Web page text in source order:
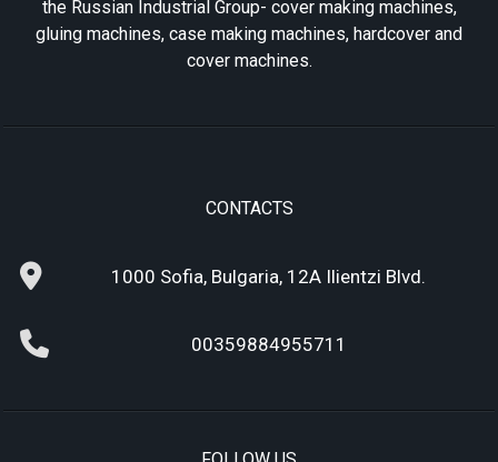
the Russian Industrial Group- cover making machines,
gluing machines, case making machines, hardcover and
cover machines.
CONTACTS
1000 Sofia, Bulgaria, 12A Ilientzi Blvd.
00359884955711